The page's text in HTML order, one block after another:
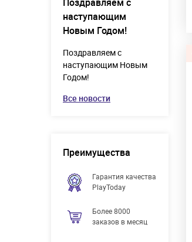
наступающим
Новым Годом!
Поздравляем с
наступающим Новым
Годом!
Все новости
Преимущества
Гарантия качества
PlayToday
Более 8000
заказов в месяц